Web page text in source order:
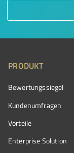
PRODUKT
Bewertungssiegel
Kundenumfragen
Vorteile
Enterprise Solution